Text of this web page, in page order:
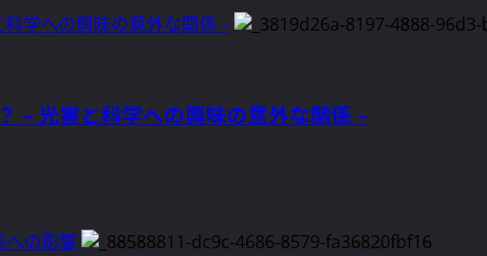
学への興味の意外な関係 –
– 光害と科学への興味の意外な関係 –
への影響